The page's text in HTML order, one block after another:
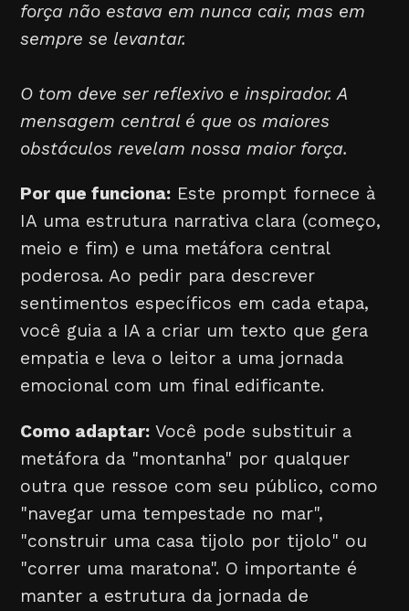
força não estava em nunca cair, mas em
sempre se levantar.
O tom deve ser reflexivo e inspirador. A
mensagem central é que os maiores
obstáculos revelam nossa maior força.
Por que funciona: Este prompt fornece à
IA uma estrutura narrativa clara (começo,
meio e fim) e uma metáfora central
poderosa. Ao pedir para descrever
sentimentos específicos em cada etapa,
você guia a IA a criar um texto que gera
empatia e leva o leitor a uma jornada
emocional com um final edificante.
Como adaptar: Você pode substituir a
metáfora da "montanha" por qualquer
outra que ressoe com seu público, como
"navegar uma tempestade no mar",
"construir uma casa tijolo por tijolo" ou
"correr uma maratona". O importante é
manter a estrutura da jornada de